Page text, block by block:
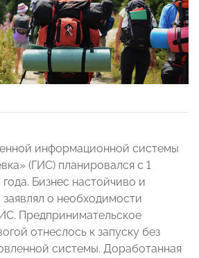
информационной системы
(ГИС) планировался с 1
Бизнес настойчиво и
о необходимости
Предпринимательское
отнеслось к запуску без
системы. Доработанная